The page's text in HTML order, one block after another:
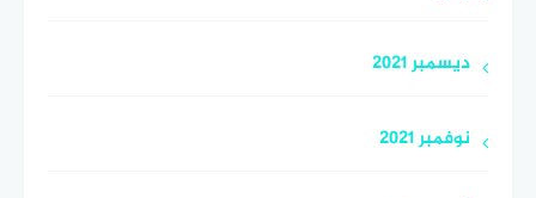
ديسمبر 2021
نوفمبر 2021